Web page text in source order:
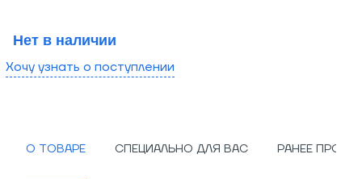
Нет в наличии
Хочу узнать о поступлении
О ТОВАРЕ СПЕЦИАЛЬНО ДЛЯ ВАС РАНЕЕ